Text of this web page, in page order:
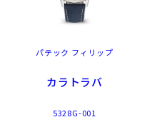
パテック フィリップ
カラトラバ
5328G-001